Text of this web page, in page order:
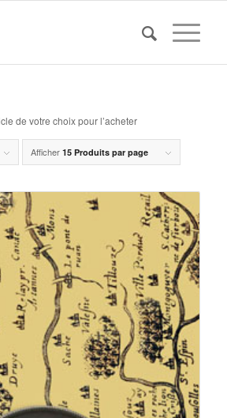
de votre choix pour l’acheter
Afficher 15 Produits par page